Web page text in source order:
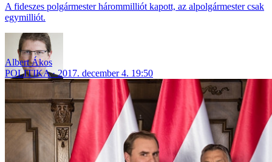
A fideszes polgármester hárommilliót kapott, az alpolgármester csak
egymilliót.
Albert Ákos
POLITIKA
2017. december 4. 19:50